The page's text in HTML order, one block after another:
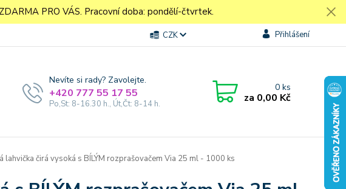
PRO VÁS. Pracovní doba: pondělí-čtvrtek.
CZK Přihlášení
Nevíte si rady? Zavolejte.
+420 777 55 17 55
Po,St: 8-16.30 h., Út,Čt: 8-14 h.
0ks
za 0,00 Kč
lahvička čirá vysoká s BÍLÝM rozprašovačem Via 25 ml - 1000 ks